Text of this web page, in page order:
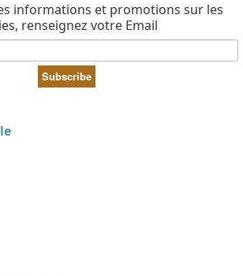
informations et promotions sur les
renseignez votre Email